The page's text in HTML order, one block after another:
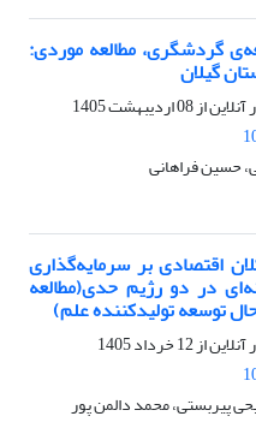
گردشگری، مطالعه موردی:
گیلان
از08 اردیبهشت 1405
حسین فراهانی
اقتصادی بر سرمایه‌گذاری
در دو رژیم حدی(مطالعه
توسعه تولیدکننده علم)
از12 خرداد 1405
پیربستی، محمد دالمن پور